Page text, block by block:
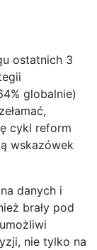
ostatnich 3
globalnie)
cykl reform
wskazówek
danych i
brały pod
nie tylko na